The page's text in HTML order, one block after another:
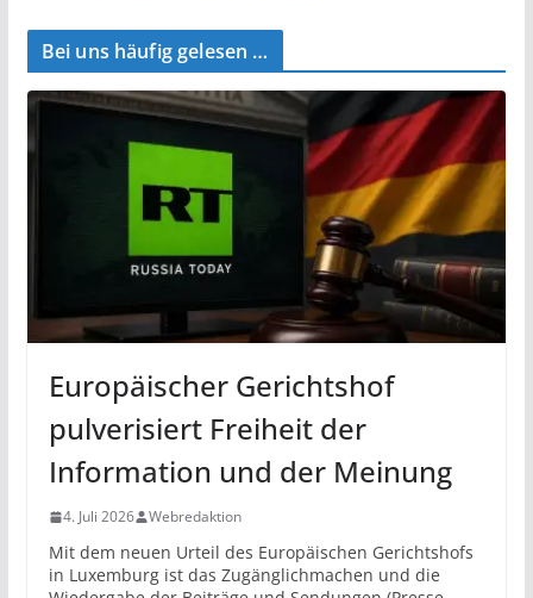
Bei uns häufig gelesen …
Europäischer Gerichtshof
pulverisiert Freiheit der
Information und der Meinung
4. Juli 2026 Webredaktion
Mit dem neuen Urteil des Europäischen Gerichtshofs
in Luxemburg ist das Zugänglichmachen und die